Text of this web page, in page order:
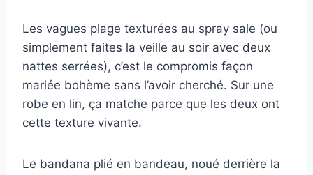
Les vagues plage texturées au spray sale (ou
simplement faites la veille au soir avec deux
nattes serrées), c’est le compromis façon
mariée bohème sans l’avoir cherché. Sur une
robe en lin, ça matche parce que les deux ont
cette texture vivante.
Le bandana plié en bandeau, noué derrière la